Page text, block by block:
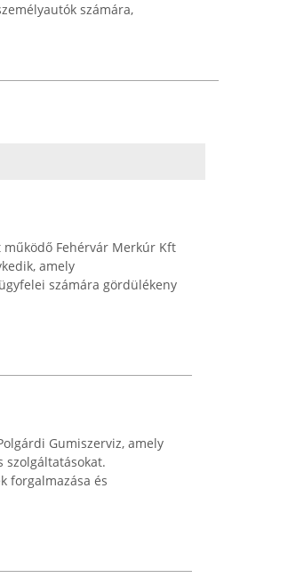
számára,
működő Fehérvár Merkúr Kft
amely
számára gördülékeny
Gumiszerviz, amely
szolgáltatásokat.
forgalmazása és